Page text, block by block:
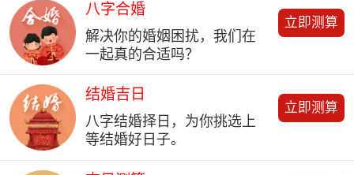
八字合婚
解决你的婚姻困扰，我们在
一起真的合适吗？
立即测算
结婚吉日
八字结婚择日，为你挑选上
等结婚好日子。
立即测算